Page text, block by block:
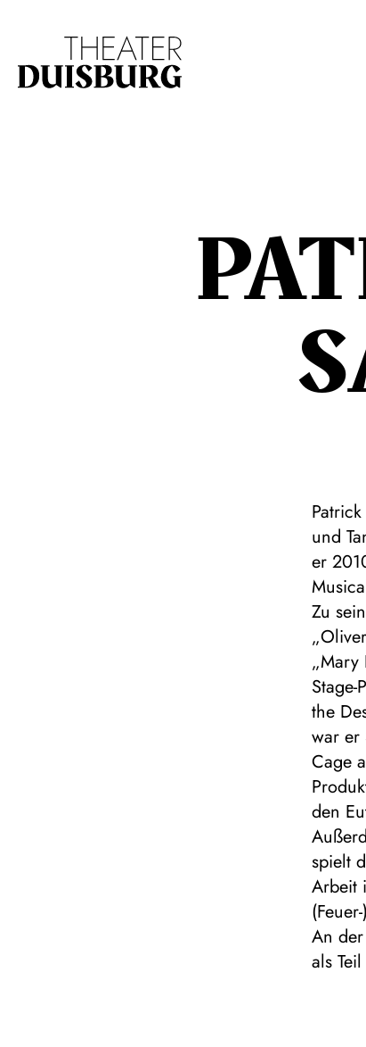
und
er
Zu
„Mary
the
war er
Cage
den
spielt
Arbeit
An
als